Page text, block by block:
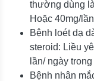
thường dùng
Hoặc 40mg/
Bệnh loét dạ
steroid: Liều
lần/ ngày
Bệnh nhân